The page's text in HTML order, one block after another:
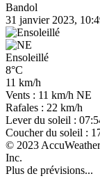
Bandol
31 janvier 2023,
Ensoleillé
8°C
11 km/h
Vents : 11 km/h NE
Rafales : 22 km/h
Lever du soleil :
Coucher du soleil :
© 2023
Inc.
Plus de prévisions...